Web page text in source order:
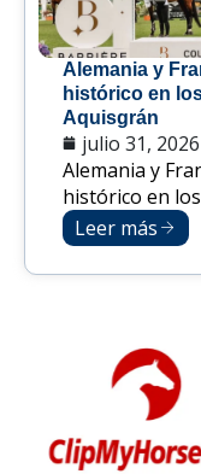
Alemania y
histórico en
Aquisgrán
julio 31, 2026
Alemania y
histórico en
Leer más